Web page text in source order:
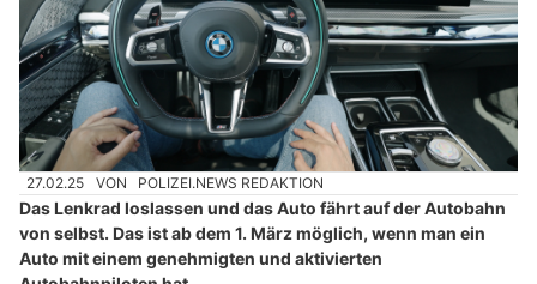
27.02.25 VON POLIZEI.NEWS REDAKTION
Das Lenkrad loslassen und das Auto fährt auf der Autobahn
von selbst. Das ist ab dem 1. März möglich, wenn man ein
Auto mit einem genehmigten und aktivierten